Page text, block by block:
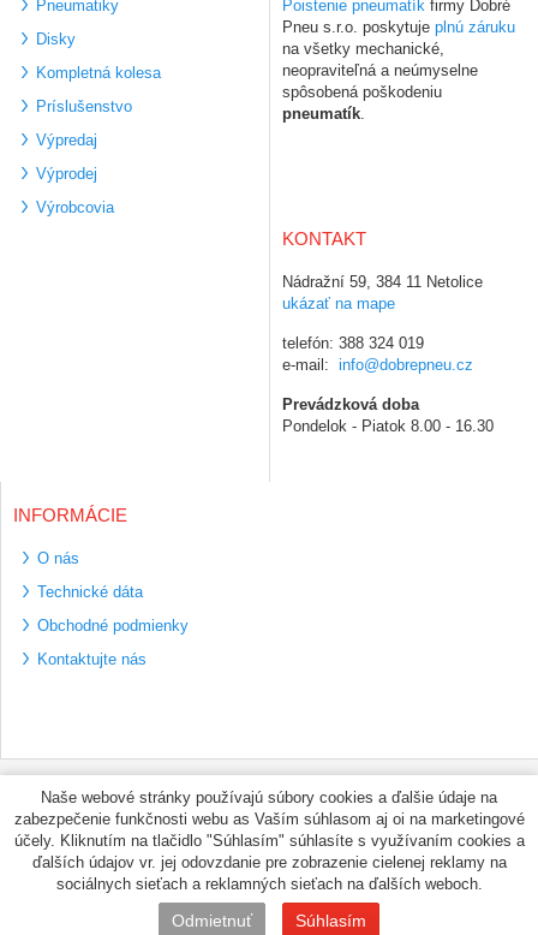
Pneumatiky
Disky
Kompletná kolesa
Príslušenstvo
Výpredaj
Výprodej
Výrobcovia
Poistenie pneumatík firmy Dobré
Pneu s.r.o. poskytuje plnú záruku
na všetky mechanické,
neopraviteľná a neúmyselne
spôsobená poškodeniu
pneumatík
KONTAKT
Nádražní 59, 384 11 Netolice
ukázať na mape
telefón: 388 324 019
e-mail: info@dobrepneu.cz
Prevádzková doba
Pondelok - Piatok 8.00 - 16.30
INFORMÁCIE
O nás
Technické dáta
Obchodné podmienky
Kontaktujte nás
Bezpečné platební
metody
Využíváme zasílání
PPL
© PNEUMAX.SK 2026 by
Naše webové stránky používajú súbory cookies a ďalšie údaje na
zabezpečenie funkčnosti webu as Vaším súhlasom aj oi na marketingové
účely. Kliknutím na tlačidlo "Súhlasím" súhlasíte s využívaním cookies a
ďalších údajov vr. jej odovzdanie pre zobrazenie cielenej reklamy na
sociálnych sieťach a reklamných sieťach na ďalších weboch.
Odmietnuť Súhlasím